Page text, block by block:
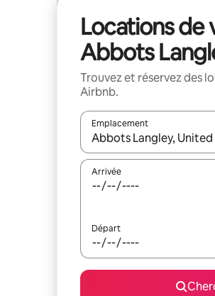
Locations de
Abbots
Trouvez et réservez des
Airbnb.
Emplacement
Quand les résultats sont
Arrivée
Départ